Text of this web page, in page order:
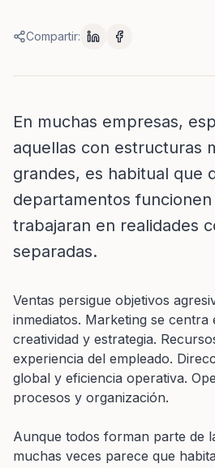
Compartir:
En muchas empresas,
aquellas con estructuras
grandes, es habitual que
departamentos funcionen
trabajaran en realidades
separadas.
Ventas persigue objetivos
inmediatos. Marketing se centra
creatividad y estrategia.
experiencia del empleado.
global y eficiencia operativa.
procesos y organización.
Aunque todos forman parte de
muchas veces parece que